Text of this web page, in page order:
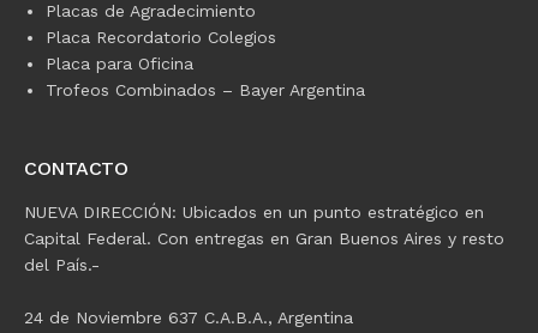
Placas de Agradecimiento
Placa Recordatorio Colegios
Placa para Oficina
Trofeos Combinados – Bayer Argentina
CONTACTO
NUEVA DIRECCIÓN: Ubicados en un punto estratégico en
Capital Federal. Con entregas en Gran Buenos Aires y resto
del País.-
24 de Noviembre 637 C.A.B.A., Argentina